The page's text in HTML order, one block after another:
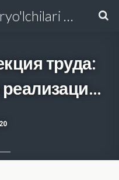
O'zbekiston temiryo'lchilari va transport quruvchilari kasaba uyushmasi Respublika Kengashi
труда: